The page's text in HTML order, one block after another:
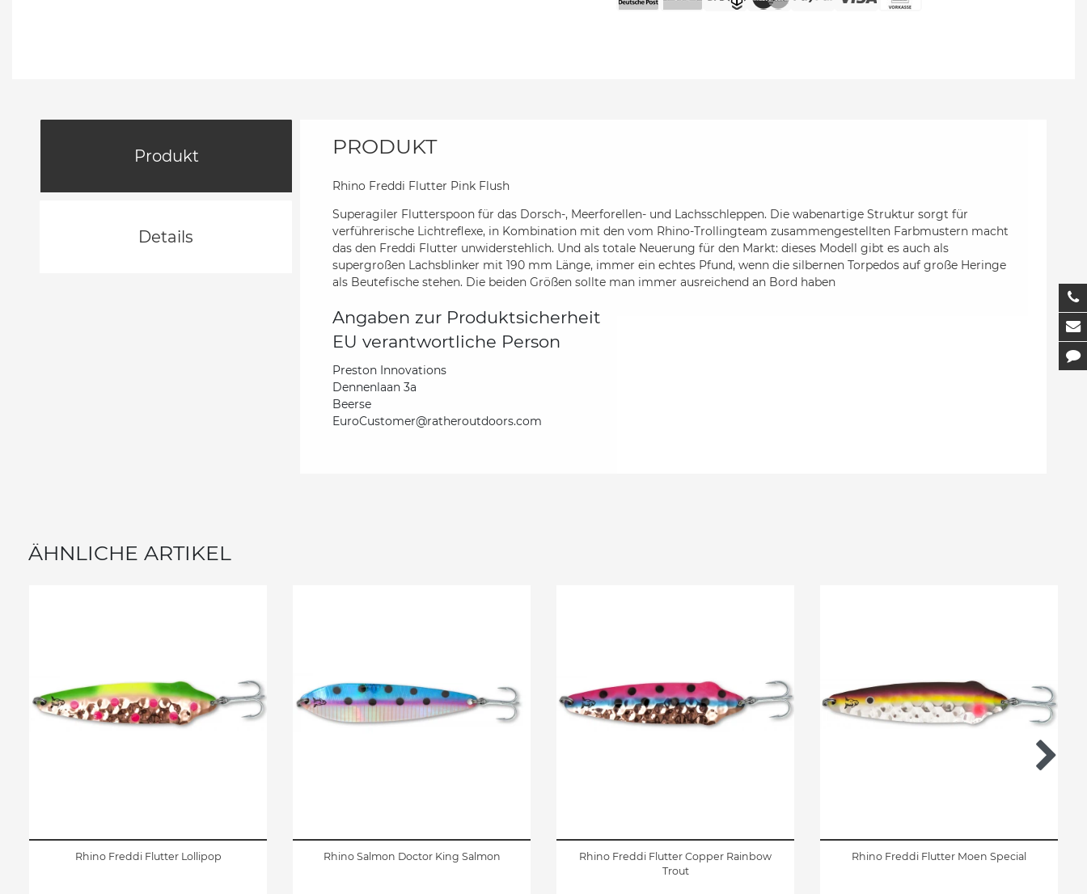
Produkt
Details
PRODUKT
Rhino Freddi Flutter Pink Flush
Superagiler Flutterspoon für das Dorsch-, Meerforellen- und Lachsschleppen. Die wabenartige Struktur sorgt für
verführerische Lichtreflexe, in Kombination mit den vom Rhino-Trollingteam zusammengestellten Farbmustern macht
das den Freddi Flutter unwiderstehlich. Und als totale Neuerung für den Markt: dieses Modell gibt es auch als
supergroßen Lachsblinker mit 190 mm Länge, immer ein echtes Pfund, wenn die silbernen Torpedos auf große Heringe
als Beutefische stehen. Die beiden Größen sollte man immer ausreichend an Bord haben
Angaben zur Produktsicherheit
EU verantwortliche Person
Preston Innovations
Dennenlaan 3a
Beerse
EuroCustomer@ratheroutdoors.com
ÄHNLICHE ARTIKEL
Rhino Freddi Flutter Lollipop Rhino Salmon Doctor King Salmon
Rhino Freddi Flutter Copper Rainbow
Trout
Rhino Freddi Flutter Moen Special